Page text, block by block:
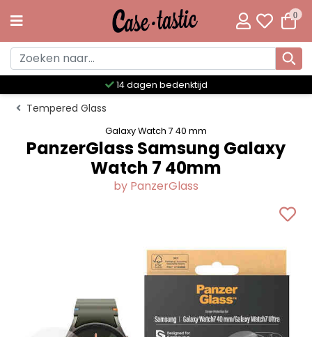
0
14 dagen bedenktijd
Tempered Glass
Galaxy Watch 7 40 mm
PanzerGlass Samsung Galaxy
Watch 7 40mm
by PanzerGlass